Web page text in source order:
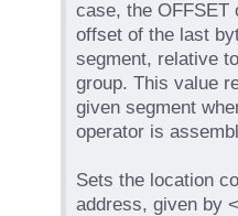
case, the OFFSET
offset of the last
segment, relative
group. This value
given segment
operator is
Sets the location
address, given by